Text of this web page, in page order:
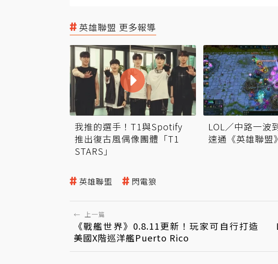
英雄聯盟 更多報導
我推的選手！T1與Spotify
推出復古風偶像團體「T1
STARS」
LOL／中路一波
速通《英雄聯盟
英雄聯盟 閃電狼
← 上一篇
《戰艦世界》0.8.11更新！玩家可自行打造
美國X階巡洋艦Puerto Rico